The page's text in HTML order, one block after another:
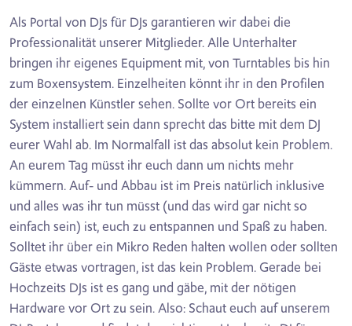
Als Portal von DJs für DJs garantieren wir dabei die
Professionalität unserer Mitglieder. Alle Unterhalter
bringen ihr eigenes Equipment mit, von Turntables bis hin
zum Boxensystem. Einzelheiten könnt ihr in den Profilen
der einzelnen Künstler sehen. Sollte vor Ort bereits ein
System installiert sein dann sprecht das bitte mit dem DJ
eurer Wahl ab. Im Normalfall ist das absolut kein Problem.
An eurem Tag müsst ihr euch dann um nichts mehr
kümmern. Auf- und Abbau ist im Preis natürlich inklusive
und alles was ihr tun müsst (und das wird gar nicht so
einfach sein) ist, euch zu entspannen und Spaß zu haben.
Solltet ihr über ein Mikro Reden halten wollen oder sollten
Gäste etwas vortragen, ist das kein Problem. Gerade bei
Hochzeits DJs ist es gang und gäbe, mit der nötigen
Hardware vor Ort zu sein. Also: Schaut euch auf unserem